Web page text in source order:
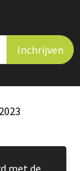
met de